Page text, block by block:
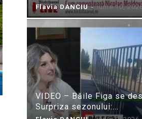
Flavia DANCIU - iunie 10,
VIDEO – Băile Figa se
Surpriza sezonului:...